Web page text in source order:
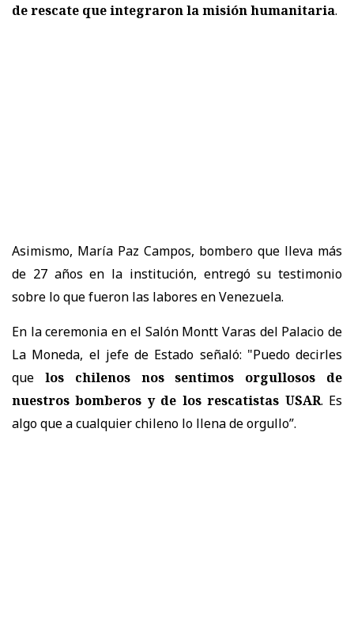
de rescate que integraron la misión humanitaria.
Asimismo, María Paz Campos, bombero que lleva más
de 27 años en la institución, entregó su testimonio
sobre lo que fueron las labores en Venezuela.
En la ceremonia en el Salón Montt Varas del Palacio de
La Moneda, el jefe de Estado señaló: "Puedo decirles
que los chilenos nos sentimos orgullosos de
nuestros bomberos y de los rescatistas USAR. Es
algo que a cualquier chileno lo llena de orgullo”.